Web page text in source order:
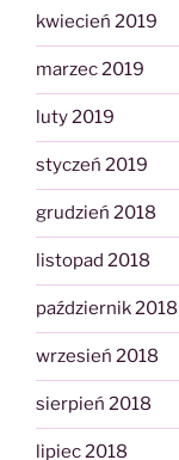
kwiecień 2019
marzec 2019
luty 2019
styczeń 2019
grudzień 2018
listopad 2018
październik 2018
wrzesień 2018
sierpień 2018
lipiec 2018